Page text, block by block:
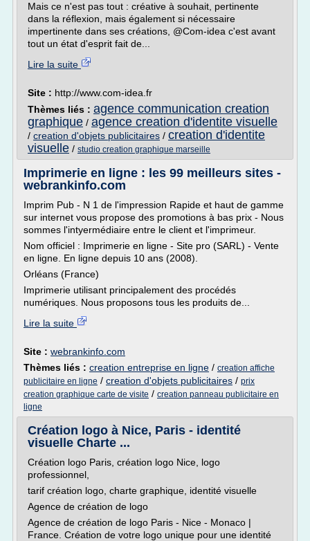
Mais ce n'est pas tout : créative à souhait, pertinente
dans la réflexion, mais également si nécessaire
impertinente dans ses créations, @Com-idea c'est avant
tout un état d'esprit fait de...
Lire la suite
Site : http://www.com-idea.fr
Thèmes liés : agence communication creation
graphique / agence creation d'identite visuelle
/ creation d'objets publicitaires / creation d'identite
visuelle / studio creation graphique marseille
Imprimerie en ligne : les 99 meilleurs sites -
webrankinfo.com
Imprim Pub - N 1 de l'impression Rapide et haut de gamme
sur internet vous propose des promotions à bas prix - Nous
sommes l'intyermédiaire entre le client et l'imprimeur.
Nom officiel : Imprimerie en ligne - Site pro (SARL) - Vente
en ligne. En ligne depuis 10 ans (2008).
Orléans (France)
Imprimerie utilisant principalement des procédés
numériques. Nous proposons tous les produits de...
Lire la suite
Site : webrankinfo.com
Thèmes liés : creation entreprise en ligne / creation affiche
publicitaire en ligne / creation d'objets publicitaires / prix
creation graphique carte de visite / creation panneau publicitaire en
ligne
Création logo à Nice, Paris - identité
visuelle Charte ...
Création logo Paris, création logo Nice, logo
professionnel,
tarif création logo, charte graphique, identité visuelle
Agence de création de logo
Agence de création de logo Paris - Nice - Monaco |
France. Création de votre logo unique pour une identité